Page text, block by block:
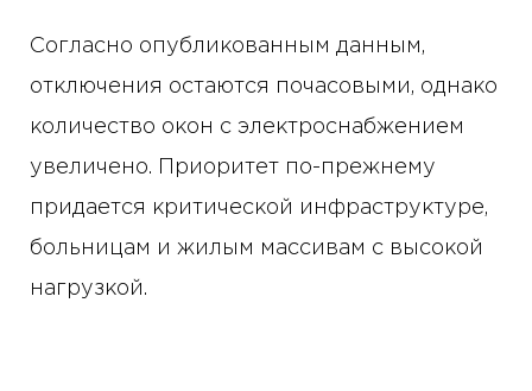
Согласно опубликованным данным,
отключения остаются почасовыми, однако
количество окон с электроснабжением
увеличено. Приоритет по-прежнему
придается критической инфраструктуре,
больницам и жилым массивам с высокой
нагрузкой.